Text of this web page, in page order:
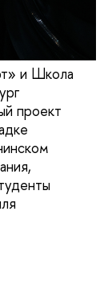
и Школа
проект